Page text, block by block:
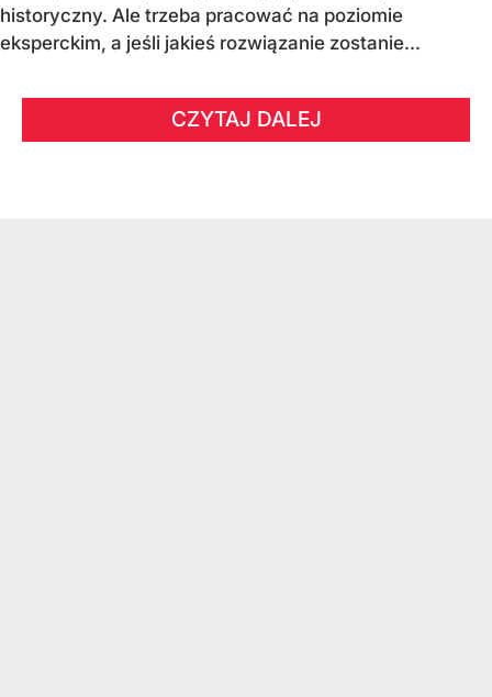
historyczny. Ale trzeba pracować na poziomie
eksperckim, a jeśli jakieś rozwiązanie zostanie...
CZYTAJ DALEJ